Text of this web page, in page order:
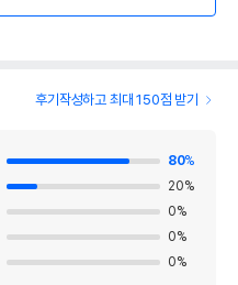
후기작성하고 최대 150점 받기
80%
20%
0%
0%
0%